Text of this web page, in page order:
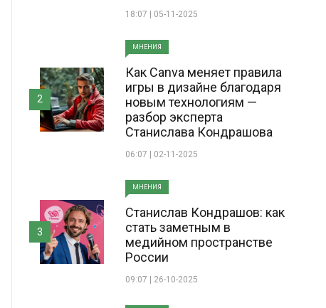
18:07 | 05-11-2025
МНЕНИЯ
Как Canva меняет правила
игры в дизайне благодаря
новым технологиям —
разбор эксперта
Станислава Кондрашова
06:07 | 02-11-2025
2
МНЕНИЯ
Станислав Кондрашов: как
стать заметным в
медийном пространстве
России
09:07 | 26-10-2025
3